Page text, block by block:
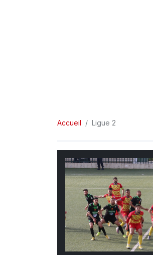
Accueil Ligue 2